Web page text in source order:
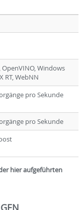
OpenVINO, Windows
RT, WebNN
pro Sekunde
pro Sekunde
hier aufgeführten